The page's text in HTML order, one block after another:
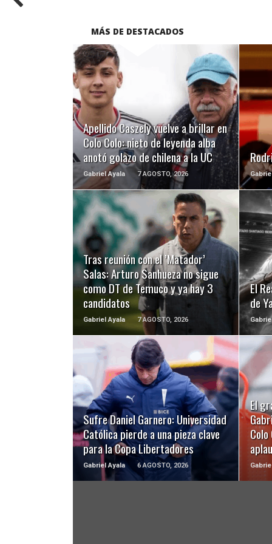
MÁS DE DESTACADOS
Apellido Caszely vuelve a brillar en
Colo Colo: nieto de leyenda alba
anotó golazo de chilena a la UC
Gabriel Ayala 7 AGOSTO, 2026
LEER MÁS
Tras reunión con el ’Matador’
Salas: Arturo Sanhueza no sigue
como DT de Temuco y ya hay 3
candidatos
Gabriel Ayala 7 AGOSTO, 2026
LEER MÁS
El
de
Sufre Daniel Garnero: Universidad
Católica pierde a una pieza clave
para la Copa Libertadores
Gabriel Ayala 6 AGOSTO, 2026
LEER MÁS
El